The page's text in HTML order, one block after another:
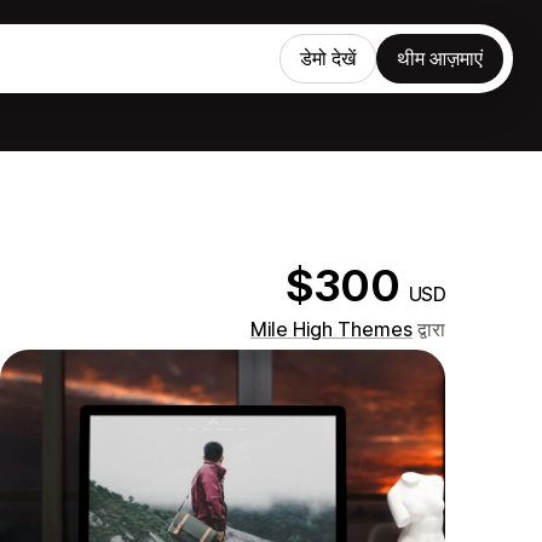
डेमो देखें थीम आज़माएं
$300 USD
Mile High Themes द्वारा